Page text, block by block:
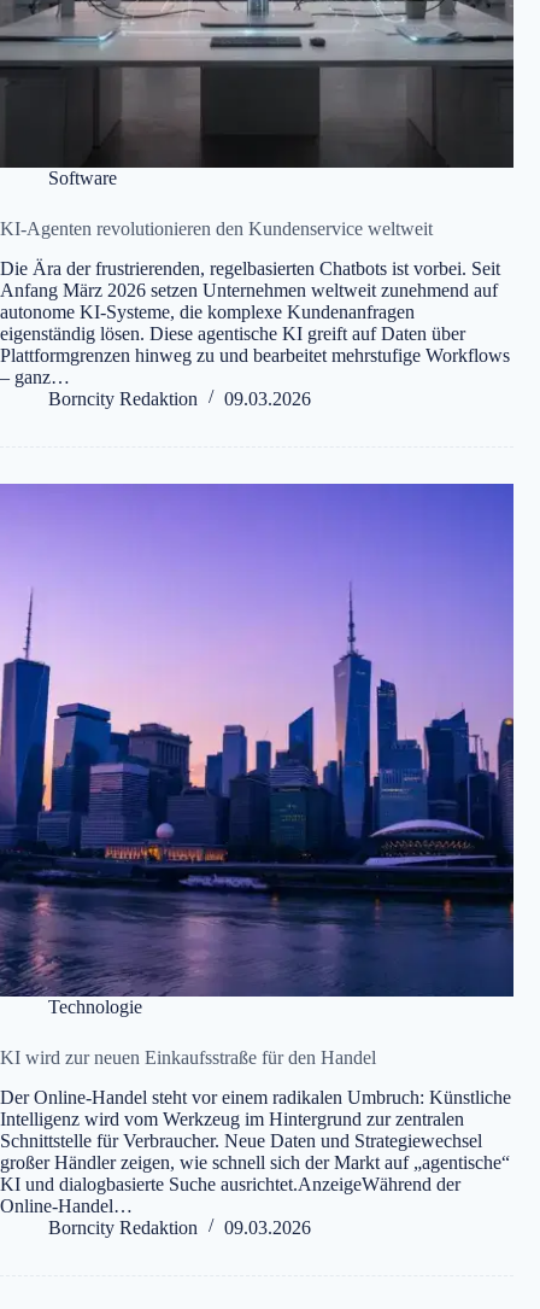
Software
KI-Agenten revolutionieren den Kundenservice weltweit
Die Ära der frustrierenden, regelbasierten Chatbots ist vorbei. Seit
Anfang März 2026 setzen Unternehmen weltweit zunehmend auf
autonome KI-Systeme, die komplexe Kundenanfragen
eigenständig lösen. Diese agentische KI greift auf Daten über
Plattformgrenzen hinweg zu und bearbeitet mehrstufige Workflows
– ganz…
Borncity Redaktion
09.03.2026
Technologie
KI wird zur neuen Einkaufsstraße für den Handel
Der Online-Handel steht vor einem radikalen Umbruch: Künstliche
Intelligenz wird vom Werkzeug im Hintergrund zur zentralen
Schnittstelle für Verbraucher. Neue Daten und Strategiewechsel
großer Händler zeigen, wie schnell sich der Markt auf „agentische“
KI und dialogbasierte Suche ausrichtet.AnzeigeWährend der
Online-Handel…
Borncity Redaktion
09.03.2026